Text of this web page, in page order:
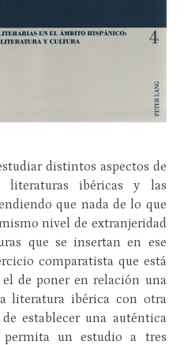
distintos aspectos de
literaturas ibéricas y las
que nada de lo que
nivel de extranjeridad
que se insertan en ese
comparatista que está
de poner en relación una
literatura ibérica con otra
establecer una auténtica
permita un estudio a tres